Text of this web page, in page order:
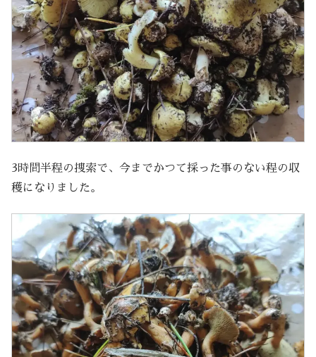
3時間半程の捜索で、今までかつて採った事のない程の収
穫になりました。